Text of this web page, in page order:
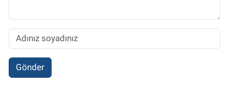
Gönder